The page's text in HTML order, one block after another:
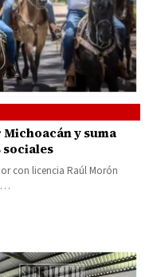
y suma
con licencia Raúl Morón